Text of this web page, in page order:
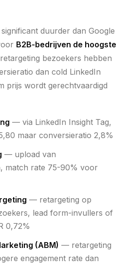
duurder dan Google
B2B-bedrijven de hoogste
bezoekers hebben
dan cold LinkedIn
prijs wordt gerechtvaardigd
— via LinkedIn Insight Tag,
maar conversieratio 2,8%
— upload van
match rate 75-90% voor
— retargeting op
lead form-invullers of
0,72%
(ABM) — retargeting
engagement rate dan